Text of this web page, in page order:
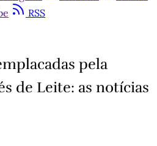
RSS
pela
de Leite: as notícias